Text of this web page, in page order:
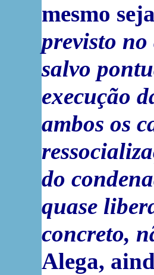
mesmo
previsto
salvo
execução
ambos os
do
quase
concreto,
Alega,